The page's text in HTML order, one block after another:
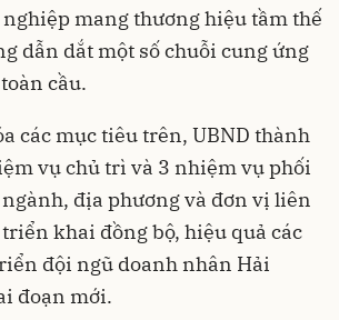
mang thương hiệu tầm thế
dẫn dắt một số chuỗi cung ứng
cầu.
các mục tiêu trên, UBND thành
vụ chủ trì và 3 nhiệm vụ phối
ngành, địa phương và đơn vị liên
khai đồng bộ, hiệu quả các
đội ngũ doanh nhân Hải
đoạn mới.